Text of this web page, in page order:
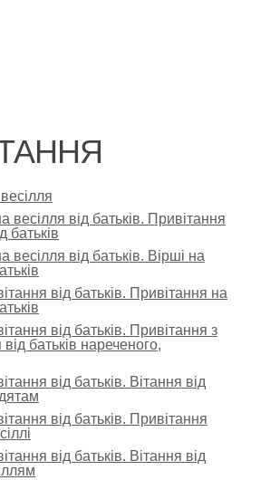
весілля від батьків. Привітання
батьків
весілля від батьків. Вірші на
від батьків. Привітання на
від батьків. Привітання з
батьків нареченого,
від батьків. Вітання від
від батьків. Привітання
від батьків. Вітання від